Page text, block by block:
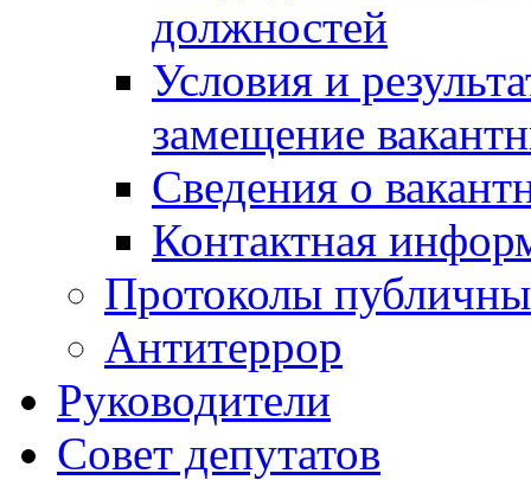
должностей
Условия и
замещение
Сведения о
Контактная
Протоколы
Антитеррор
Руководители
Совет депутатов